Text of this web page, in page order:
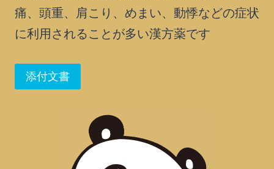
痛、頭重、肩こり、めまい、動悸などの症状
に利用されることが多い漢方薬です
添付文書